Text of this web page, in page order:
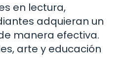
en lectura,
adquieran un
manera efectiva.
arte y educación